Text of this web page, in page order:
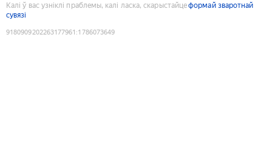
Калі ў вас узніклі праблемы, калі ласка, скарыстайцеформай зваротнай
сувязі
9180909202263177961 :1786073649